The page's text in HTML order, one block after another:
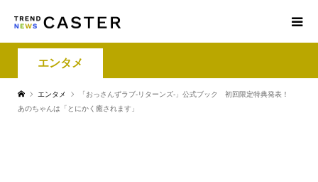
エンタメ
エンタメ
「おっさんずラブ-リターンズ-」公式ブック 初回限定特典発表！
あのちゃんは「とにかく癒されます」